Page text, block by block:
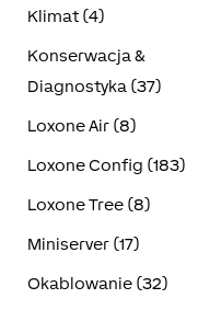
Klimat (4)
Konserwacja &
Diagnostyka (37)
Loxone Air (8)
Loxone Config (183)
Loxone Tree (8)
Miniserver (17)
Okablowanie (32)